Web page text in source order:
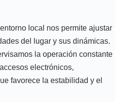
local nos permite ajustar
del lugar y sus dinámicas.
la operación constante
electrónicos,
favorece la estabilidad y el